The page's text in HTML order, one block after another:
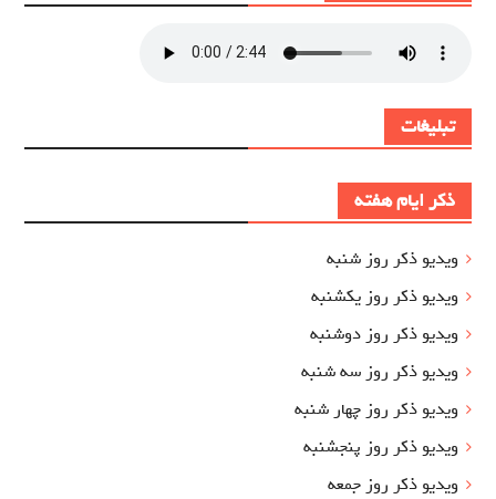
تبلیغات
ذکر ایام هفته
ویدیو ذکر روز شنبه
ویدیو ذکر روز یکشنبه
ویدیو ذکر روز دوشنبه
ویدیو ذکر روز سه شنبه
ویدیو ذکر روز چهار شنبه
ویدیو ذکر روز پنجشنبه
ویدیو ذکر روز جمعه